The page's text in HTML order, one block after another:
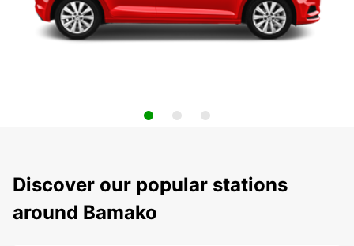
Discover our popular stations
around Bamako